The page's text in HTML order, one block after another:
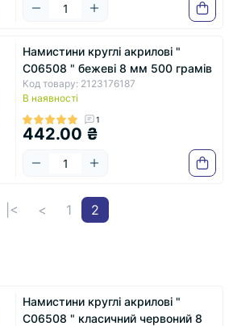
Намистини круглі акрилові "
С06508 " бежеві 8 мм 500 грамів
Код товару: 2123176187
В наявності
1
442.00 ₴
|< < 1 2
Намистини круглі акрилові "
С06508 " класичний червоний 8